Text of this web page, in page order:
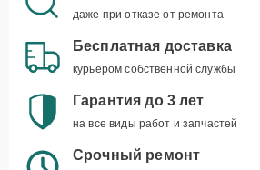
даже при отказе от ремонта
Бесплатная доставка
курьером собственной службы
Гарантия до 3 лет
на все виды работ и запчастей
Срочный ремонт